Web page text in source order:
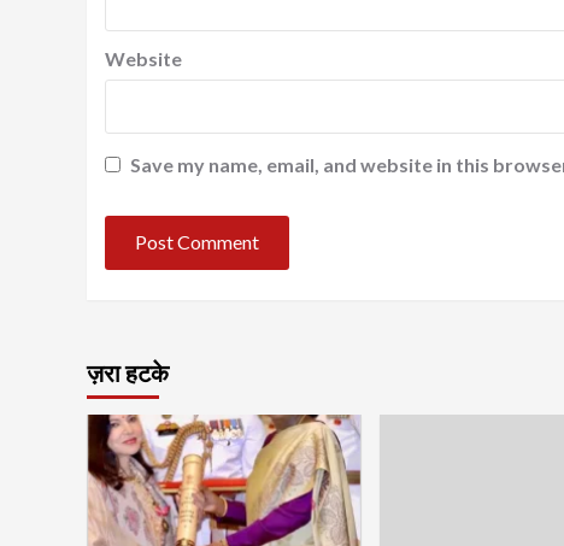
Website
Save my name, email, and website in this
ज़रा हटके